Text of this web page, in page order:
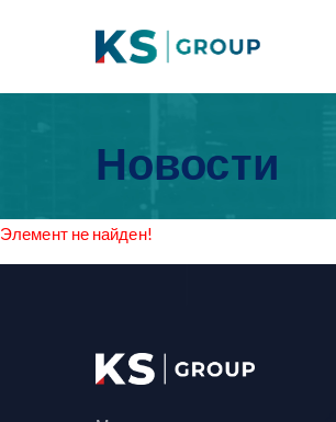
Новости
Элемент не найден!